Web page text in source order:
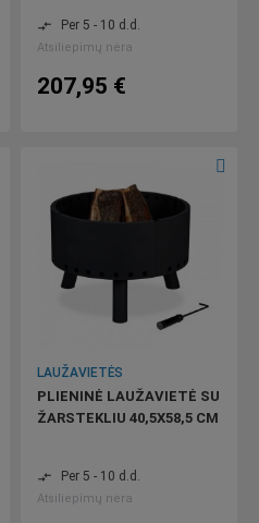
compare_arrows Per 5 - 10 d.d.
Atsiliepimų nėra
207,95 €
LAUŽAVIETĖS
PLIENINĖ LAUŽAVIETĖ SU
ŽARSTEKLIU 40,5X58,5 CM
compare_arrows Per 5 - 10 d.d.
Atsiliepimų nėra